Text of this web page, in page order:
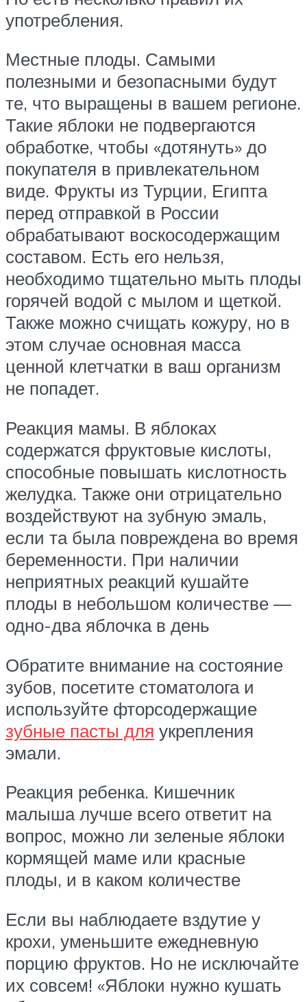
употребления.
Местные плоды. Самыми
полезными и безопасными будут
те, что выращены в вашем регионе.
Такие яблоки не подвергаются
обработке, чтобы «дотянуть» до
покупателя в привлекательном
виде. Фрукты из Турции, Египта
перед отправкой в России
обрабатывают воскосодержащим
составом. Есть его нельзя,
необходимо тщательно мыть плоды
горячей водой с мылом и щеткой.
Также можно счищать кожуру, но в
этом случае основная масса
ценной клетчатки в ваш организм
не попадет.
Реакция мамы. В яблоках
содержатся фруктовые кислоты,
способные повышать кислотность
желудка. Также они отрицательно
воздействуют на зубную эмаль,
если та была повреждена во время
беременности. При наличии
неприятных реакций кушайте
плоды в небольшом количестве —
одно-два яблочка в день
Обратите внимание на состояние
зубов, посетите стоматолога и
используйте фторсодержащие
зубные пасты для укрепления
эмали.
Реакция ребенка. Кишечник
малыша лучше всего ответит на
вопрос, можно ли зеленые яблоки
кормящей маме или красные
плоды, и в каком количестве
Если вы наблюдаете вздутие у
крохи, уменьшите ежедневную
порцию фруктов. Но не исключайте
их совсем! «Яблоки нужно кушать